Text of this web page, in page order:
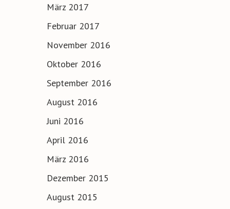
März 2017
Februar 2017
November 2016
Oktober 2016
September 2016
August 2016
Juni 2016
April 2016
März 2016
Dezember 2015
August 2015